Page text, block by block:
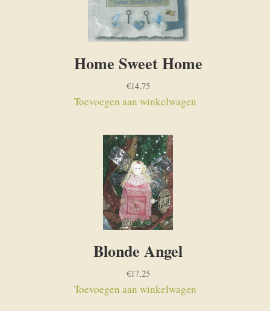
Home Sweet Home
€14,75
Toevoegen aan winkelwagen
Blonde Angel
€17,25
Toevoegen aan winkelwagen